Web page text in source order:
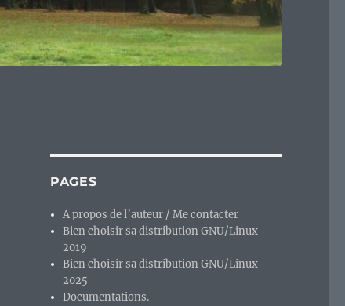
PAGES
A propos de l’auteur / Me contacter
Bien choisir sa distribution GNU/Linux –
2019
Bien choisir sa distribution GNU/Linux –
2025
Documentations.